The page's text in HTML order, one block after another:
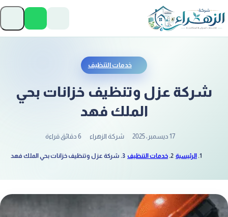
تخطَّ إلى المحتوى
خدمات التنظيف
شركة عزل وتنظيف خزانات بحي
الملك فهد
17 ديسمبر، 2025 شركة الزهراء 6 دقائق قراءة
الرئيسية خدمات التنظيف شركة عزل وتنظيف خزانات بحي الملك فهد